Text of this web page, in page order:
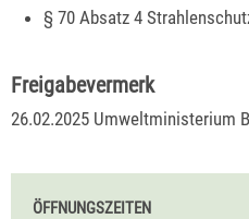
§ 70 Absatz 4
Freigabevermerk
26.02.2025 Umweltministerium
ÖFFNUNGSZEITEN